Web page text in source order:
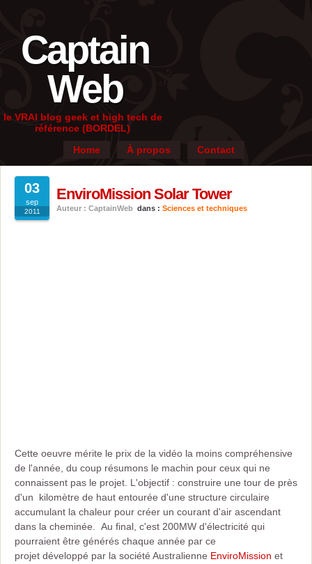
Captain
Web
le VRAI blog geek et high tech de
référence (BORDEL)
Home
À propos Contact
03
sep
2011
EnviroMission Solar Tower
Auteur : CaptainWeb dans : Sciences et techniques
Cette oeuvre mérite le prix de la vidéo la moins compréhensive
de l'année, du coup résumons le machin pour ceux qui ne
connaissent pas le projet. L'objectif : construire une tour de près
d'un kilomètre de haut entourée d'une structure circulaire
accumulant la chaleur pour créer un courant d'air ascendant
dans la cheminée. Au final, c'est 200MW d'électricité qui
pourraient être générés chaque année par ce
projet développé par la société Australienne EnviroMission et